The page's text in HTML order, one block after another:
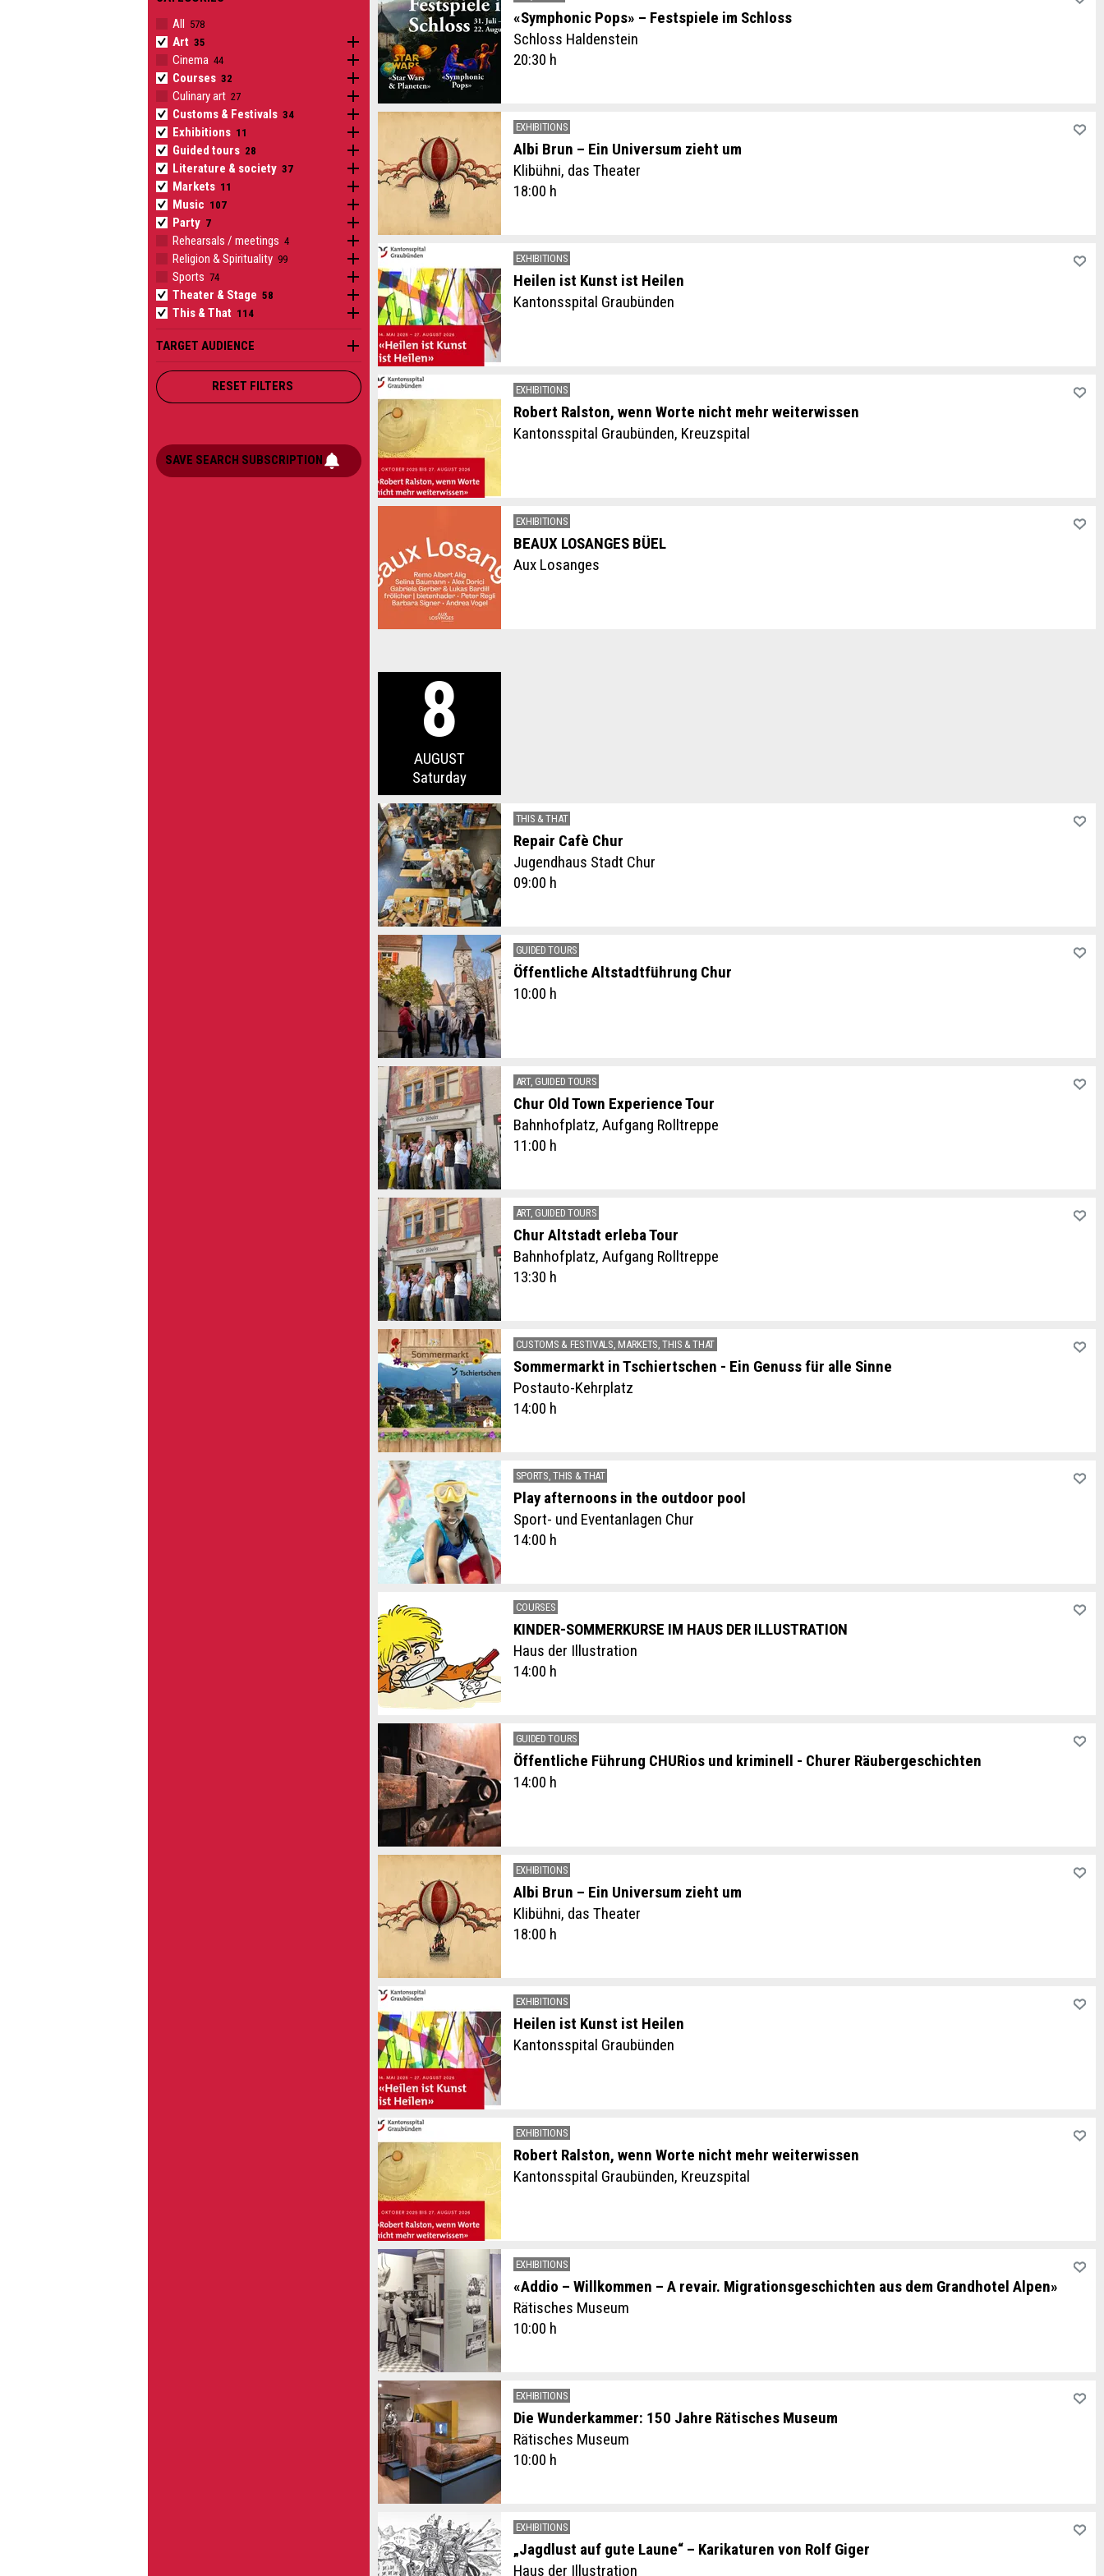
All
Art
Open subcategories
Cinema
Open subcategories
Courses
Open subcategories
Culinary art
Open subcategories
Customs & Festivals
Open subcategories
Exhibitions
Open subcategories
Guided tours
Open subcategories
Literature & society
Open subcategories
Markets
Open subcategories
Music
Open subcategories
Party
Open subcategories
Rehearsals / meetings
Religion & Spirituality
Open subcategories
Sports
Open subcategories
Theater & Stage
Open subcategories
This & That
Open subcategories
TARGET AUDIENCE
RESET FILTERS
SAVE SEARCH SUBSCRIPTION
«Symphonic Pops» – Festspiele im Schloss
Schloss Haldenstein
20:30 h
EXHIBITIONS
Albi Brun – Ein Universum zieht um
Klibühni, das Theater
18:00 h
EXHIBITIONS
Heilen ist Kunst ist Heilen
Kantonsspital Graubünden
EXHIBITIONS
Robert Ralston, wenn Worte nicht mehr weiterwissen
Kantonsspital Graubünden, Kreuzspital
EXHIBITIONS
BEAUX LOSANGES BÜEL
Aux Losanges
Saturday
8
AUGUST
THIS & THAT
Repair Cafè Chur
Jugendhaus Stadt Chur
09:00 h
GUIDED TOURS
Öffentliche Altstadtführung Chur
10:00 h
ART, GUIDED TOURS
Chur Old Town Experience Tour
Bahnhofplatz, Aufgang Rolltreppe
11:00 h
ART, GUIDED TOURS
Chur Altstadt erleba Tour
Bahnhofplatz, Aufgang Rolltreppe
13:30 h
CUSTOMS & FESTIVALS, MARKETS, THIS & THAT
Sommermarkt in Tschiertschen - Ein Genuss für alle Sinne
Postauto-Kehrplatz
14:00 h
SPORTS, THIS & THAT
Play afternoons in the outdoor pool
Sport- und Eventanlagen Chur
14:00 h
COURSES
KINDER-SOMMERKURSE IM HAUS DER ILLUSTRATION
Haus der Illustration
14:00 h
GUIDED TOURS
Öffentliche Führung CHURios und kriminell - Churer Räubergeschichten
14:00 h
EXHIBITIONS
Albi Brun – Ein Universum zieht um
Klibühni, das Theater
18:00 h
EXHIBITIONS
Heilen ist Kunst ist Heilen
Kantonsspital Graubünden
EXHIBITIONS
Robert Ralston, wenn Worte nicht mehr weiterwissen
Kantonsspital Graubünden, Kreuzspital
EXHIBITIONS
«Addio – Willkommen – A revair. Migrationsgeschichten aus dem Grandhotel Alpen»
Rätisches Museum
10:00 h
EXHIBITIONS
Die Wunderkammer: 150 Jahre Rätisches Museum
Rätisches Museum
10:00 h
EXHIBITIONS
„Jagdlust auf gute Laune“ – Karikaturen von Rolf Giger
Haus der Illustration